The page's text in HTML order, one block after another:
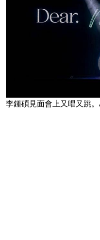
李鍾碩見面會上又唱又跳